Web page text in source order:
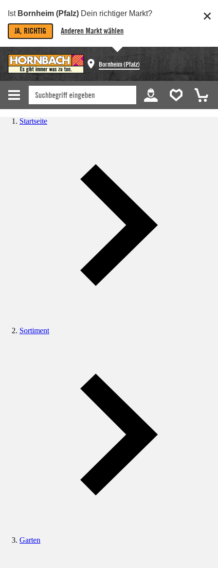
Ist Bornheim (Pfalz) Dein richtiger Markt?
JA, RICHTIG Anderen Markt wählen
Bornheim (Pfalz)
Startseite
Sortiment
Garten